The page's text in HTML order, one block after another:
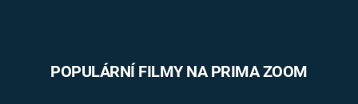
POPULÁRNÍ FILMY NA PRIMA ZOOM